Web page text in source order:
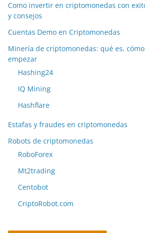
Como invertir en criptomonedas con
y consejos
Cuentas Demo en Criptomonedas
Minería de criptomonedas: qué es,
empezar
Hashing24
IQ Mining
Hashflare
Estafas y fraudes en criptomonedas
Robots de criptomonedas
RoboForex
Mt2trading
Centobot
CriptoRobot.com